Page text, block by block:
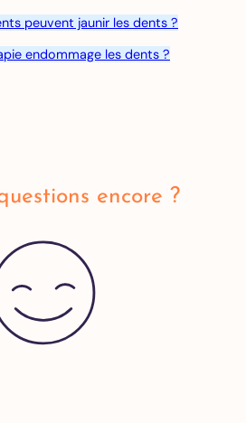
peuvent jaunir les dents ?
endommage les dents ?
encore ?